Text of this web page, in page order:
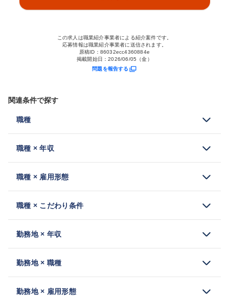
この求人は職業紹介事業者による紹介案件です。
応募情報は職業紹介事業者に送信されます。
原稿ID： 86032ecc4360884e
掲載開始日：2026/06/05（金）
問題を報告する
関連条件で探す
職種
職種 × 年収
職種 × 雇用形態
職種 × こだわり条件
勤務地 × 年収
勤務地 × 職種
勤務地 × 雇用形態